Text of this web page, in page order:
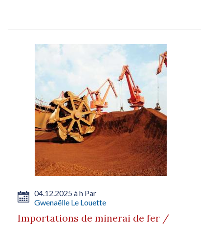
04.12.2025 à h Par
Gwenaëlle Le Louette
Importations de minerai de fer /